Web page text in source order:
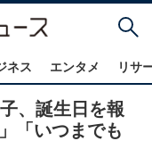
ネス エンタメ リサ
、誕生日を報
「いつまでも